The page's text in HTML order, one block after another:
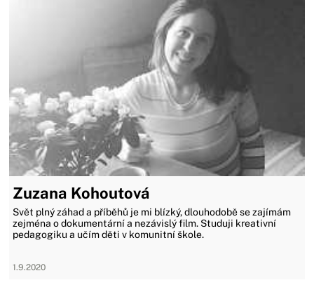
Zuzana Kohoutová
Svět plný záhad a příběhů je mi blízký, dlouhodobě se zajímám
zejména o dokumentární a nezávislý film. Studuji kreativní
pedagogiku a učím děti v komunitní škole.
1.9.2020